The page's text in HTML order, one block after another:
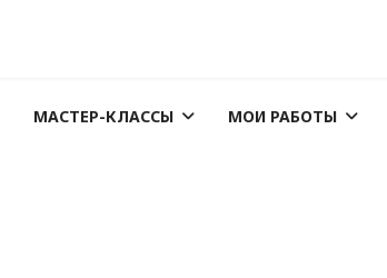
МАСТЕР-КЛАССЫ МОИ РАБОТЫ